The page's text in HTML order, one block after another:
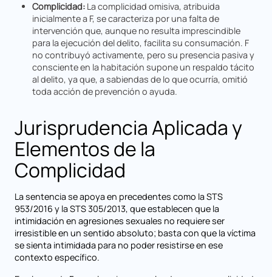
Complicidad:La complicidad omisiva, atribuida
inicialmente a F, se caracteriza por una falta de
intervención que, aunque no resulta imprescindible
para la ejecución del delito, facilita su consumación. F
no contribuyó activamente, pero su presencia pasiva y
consciente en la habitación supone un respaldo tácito
al delito, ya que, a sabiendas de lo que ocurría, omitió
toda acción de prevención o ayuda.
Jurisprudencia Aplicada y
Elementos de la
Complicidad
La sentencia se apoya en precedentes como la STS
953/2016 y la STS 305/2013, que establecen que la
intimidación en agresiones sexuales no requiere ser
irresistible en un sentido absoluto; basta con que la víctima
se sienta intimidada para no poder resistirse en ese
contexto específico.